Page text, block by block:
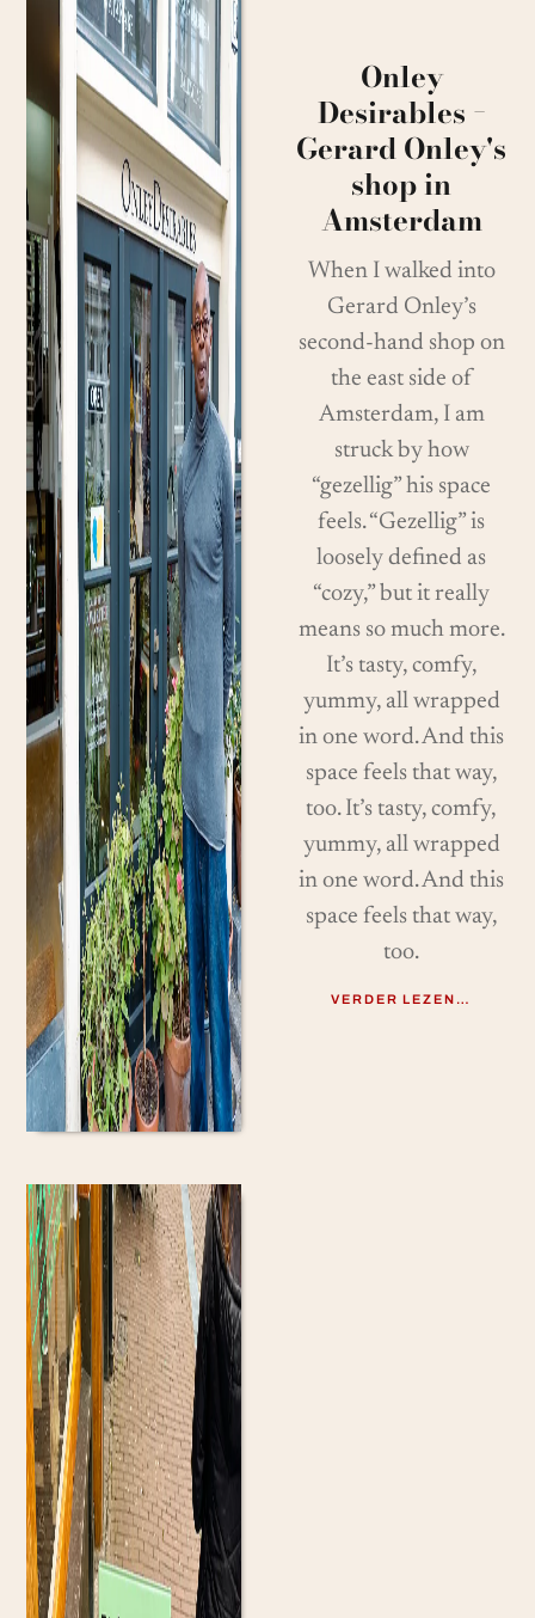
Onley
Desirables −
Gerard Onley's
shop in
Amsterdam
When I walked into
Gerard Onley’s
second-hand shop on
the east side of
Amsterdam, I am
struck by how
“gezellig” his space
feels. “Gezellig” is
loosely defined as
“cozy,” but it really
means so much more.
It’s tasty, comfy,
yummy, all wrapped
in one word. And this
space feels that way,
too. It’s tasty, comfy,
yummy, all wrapped
in one word. And this
space feels that way,
too.
VERDER LEZEN…